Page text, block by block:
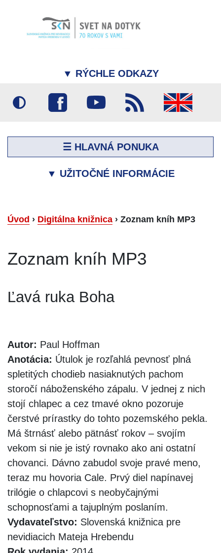
▼ RÝCHLE ODKAZY
☰ HLAVNÁ PONUKA
▼ UŽITOČNÉ INFORMÁCIE
Úvod › Digitálna knižnica › Zoznam kníh MP3
Zoznam kníh MP3
Ľavá ruka Boha
Autor: Paul Hoffman
Anotácia: Útulok je rozľahlá pevnosť plná
spletitých chodieb nasiaknutých pachom
storočí náboženského zápalu. V jednej z nich
stojí chlapec a cez tmavé okno pozoruje
čerstvé prírastky do tohto pozemského pekla.
Má štrnásť alebo pätnásť rokov – svojím
vekom si nie je istý rovnako ako ani ostatní
chovanci. Dávno zabudol svoje pravé meno,
teraz mu hovoria Cale. Prvý diel napínavej
trilógie o chlapcovi s neobyčajnými
schopnosťami a tajuplným poslaním.
Vydavateľstvo: Slovenská knižnica pre
nevidiacich Mateja Hrebendu